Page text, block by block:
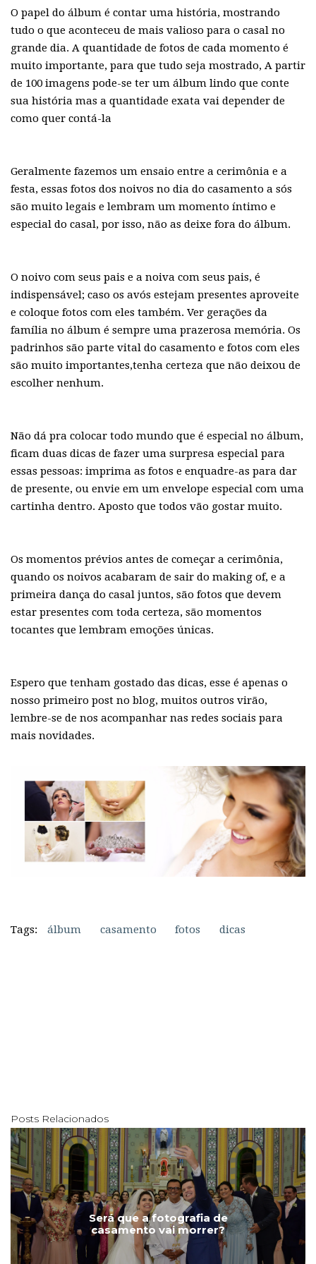
O papel do álbum é contar uma história, mostrando
tudo o que aconteceu de mais valioso para o casal no
grande dia. A quantidade de fotos de cada momento é
muito importante, para que tudo seja mostrado, A partir
de 100 imagens pode-se ter um álbum lindo que conte
sua história mas a quantidade exata vai depender de
como quer contá-la
Geralmente fazemos um ensaio entre a cerimônia e a
festa, essas fotos dos noivos no dia do casamento a sós
são muito legais e lembram um momento íntimo e
especial do casal, por isso, não as deixe fora do álbum.
O noivo com seus pais e a noiva com seus pais, é
indispensável; caso os avós estejam presentes aproveite
e coloque fotos com eles também. Ver gerações da
família no álbum é sempre uma prazerosa memória. Os
padrinhos são parte vital do casamento e fotos com eles
são muito importantes,tenha certeza que não deixou de
escolher nenhum.
Não dá pra colocar todo mundo que é especial no álbum,
ficam duas dicas de fazer uma surpresa especial para
essas pessoas: imprima as fotos e enquadre-as para dar
de presente, ou envie em um envelope especial com uma
cartinha dentro. Aposto que todos vão gostar muito.
Os momentos prévios antes de começar a cerimônia,
quando os noivos acabaram de sair do making of, e a
primeira dança do casal juntos, são fotos que devem
estar presentes com toda certeza, são momentos
tocantes que lembram emoções únicas.
Espero que tenham gostado das dicas, esse é apenas o
nosso primeiro post no blog, muitos outros virão,
lembre-se de nos acompanhar nas redes sociais para
mais novidades.
Tags: álbum casamento fotos dicas
Posts Relacionados
Será que a fotografia de
casamento vai morrer?